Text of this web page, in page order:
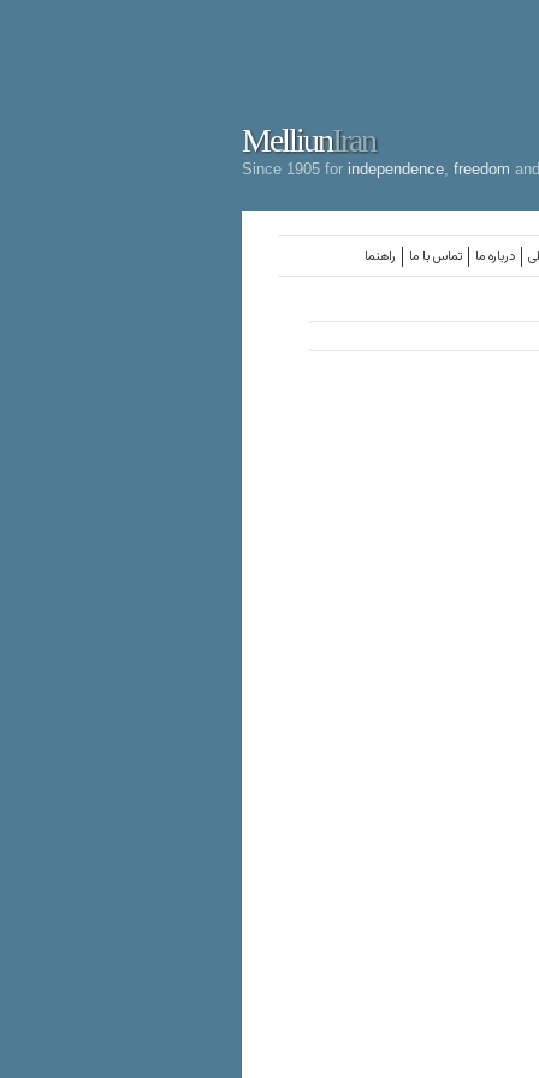
MelliunIran
Since 1905 for independence freedom
راهنما تماس با ما درباره ما